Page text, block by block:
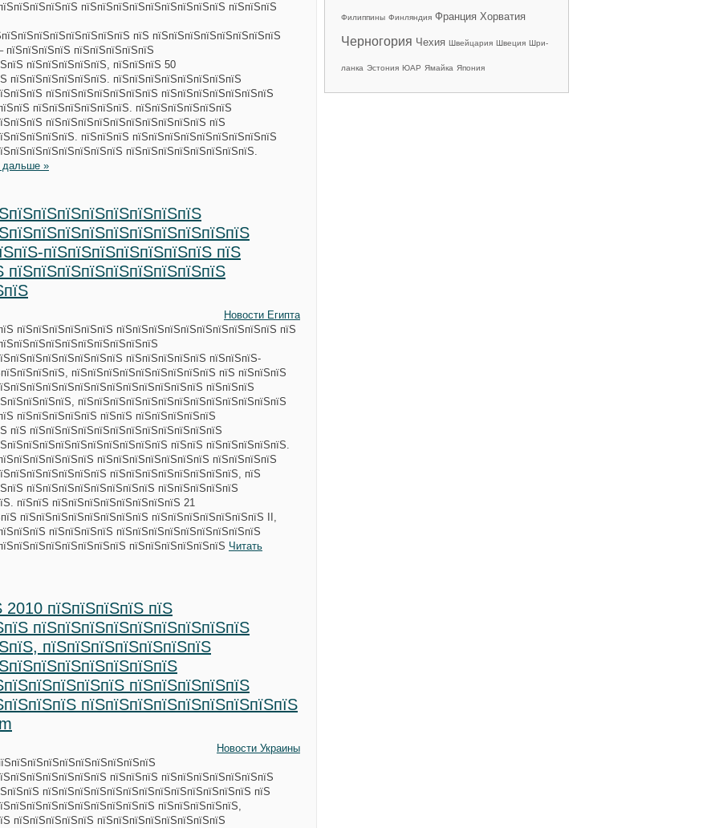
пїЅпїЅпїЅпїЅпїЅпїЅпїЅпїЅпїЅ пїЅпїЅпїЅ
пїЅ пїЅпїЅпїЅпїЅпїЅпїЅпїЅпїЅ
пїЅпїЅпїЅпїЅ пїЅпїЅпїЅпїЅпїЅ
пїЅпїЅпїЅпїЅпїЅ, пїЅпїЅпїЅ 50
пїЅпїЅпїЅпїЅпїЅпїЅ. пїЅпїЅпїЅпїЅпїЅпїЅпїЅпїЅ
пїЅпїЅпїЅпїЅпїЅпїЅпїЅ пїЅпїЅпїЅпїЅпїЅпїЅпїЅ
пїЅпїЅпїЅпїЅпїЅпїЅ. пїЅпїЅпїЅпїЅпїЅпїЅ
пїЅпїЅпїЅпїЅпїЅпїЅпїЅпїЅпїЅпїЅ пїЅ
пїЅпїЅпїЅ пїЅпїЅпїЅпїЅпїЅпїЅпїЅпїЅпїЅ
пїЅпїЅпїЅпїЅпїЅпїЅпїЅпїЅ.
дальше »
пїЅпїЅпїЅпїЅпїЅпїЅпїЅ пїЅ
пїЅпїЅпїЅпїЅпїЅпїЅпїЅпїЅпїЅ
Новости Египта
пїЅпїЅпїЅпїЅпїЅпїЅ пїЅпїЅпїЅпїЅпїЅпїЅпїЅпїЅпїЅпїЅ пїЅ
пїЅпїЅпїЅпїЅпїЅ пїЅпїЅпїЅ-
пїЅпїЅпїЅпїЅпїЅпїЅпїЅпїЅпїЅ пїЅ пїЅпїЅпїЅ
пїЅпїЅпїЅ
пїЅпїЅпїЅпїЅпїЅпїЅпїЅпїЅпїЅпїЅпїЅпїЅпїЅ
пїЅпїЅпїЅпїЅпїЅ пїЅпїЅ пїЅпїЅпїЅпїЅпїЅ
пїЅ пїЅпїЅпїЅпїЅпїЅпїЅпїЅпїЅпїЅпїЅпїЅпїЅ
пїЅпїЅ пїЅпїЅпїЅпїЅпїЅ.
пїЅпїЅпїЅпїЅпїЅпїЅпїЅ пїЅпїЅпїЅпїЅ
пїЅпїЅпїЅпїЅпїЅпїЅпїЅпїЅ, пїЅ
пїЅпїЅпїЅпїЅпїЅпїЅпїЅпїЅ пїЅпїЅпїЅпїЅпїЅ
пїЅпїЅ пїЅпїЅпїЅпїЅпїЅпїЅпїЅпїЅ 21
пїЅпїЅпїЅпїЅпїЅпїЅпїЅпїЅ пїЅпїЅпїЅпїЅпїЅпїЅпїЅ II,
пїЅпїЅпїЅпїЅ пїЅпїЅпїЅпїЅпїЅпїЅпїЅпїЅпїЅ
пїЅпїЅпїЅпїЅпїЅпїЅ Читать
2010 пїЅпїЅпїЅпїЅ пїЅ
пїЅпїЅпїЅпїЅпїЅпїЅпїЅпїЅпїЅ
пїЅпїЅпїЅпїЅпїЅпїЅпїЅ
пїЅпїЅпїЅпїЅпїЅ
пїЅпїЅпїЅпїЅпїЅпїЅпїЅпїЅпїЅ
Новости Украины
пїЅпїЅпїЅ пїЅпїЅпїЅпїЅпїЅпїЅпїЅ
пїЅпїЅпїЅпїЅпїЅпїЅпїЅпїЅпїЅпїЅпїЅпїЅпїЅ пїЅ
пїЅпїЅпїЅпїЅпїЅ,
пїЅпїЅпїЅпїЅпїЅ пїЅпїЅпїЅпїЅпїЅпїЅпїЅпїЅ
Филиппины Финляндия Франция Хорватия
Черногория Чехия Швейцария Швеция Шри-
ланка Эстония ЮАР Ямайка Япония